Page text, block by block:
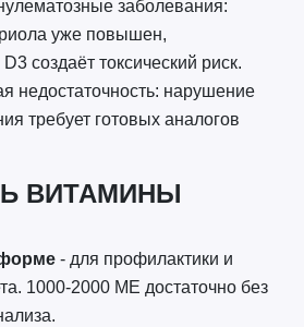
заболевания:
уже повышен,
создаёт токсический риск.
недостаточность: нарушение
требует готовых аналогов
ВИТАМИНЫ
форме- для профилактики и
1000-2000 МЕ достаточно без